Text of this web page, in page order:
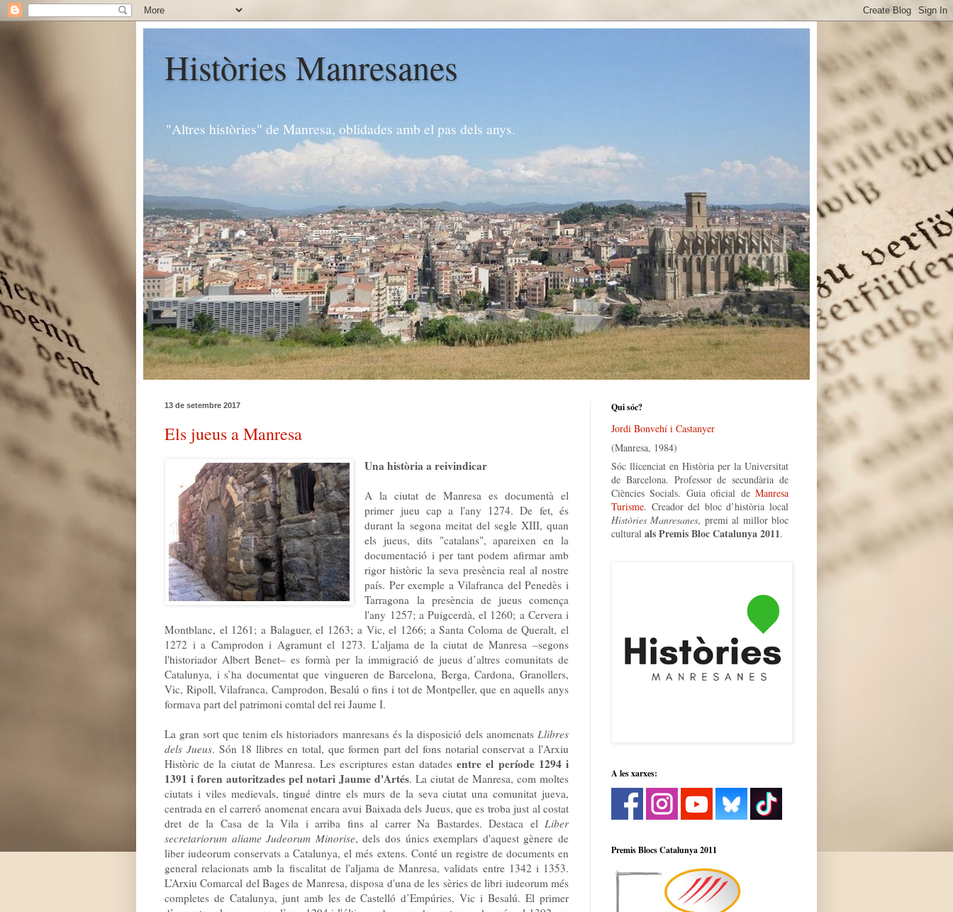
Històries Manresanes
"Altres històries" de Manresa, oblidades amb el pas dels anys.
13 de setembre 2017
Els jueus a Manresa
Una història a reivindicar
A la ciutat de Manresa es documentà el
primer jueu cap a l'any 1274. De fet, és
durant la segona meitat del segle XIII, quan
els jueus, dits "catalans", apareixen en la
documentació i per tant podem afirmar amb
rigor històric la seva presència real al nostre
país. Per exemple a Vilafranca del Penedès i
Tarragona la presència de jueus comença
l'any 1257; a Puigcerdà, el 1260; a Cervera i
Montblanc, el 1261; a Balaguer, el 1263; a Vic, el 1266; a Santa Coloma de Queralt, el
1272 i a Camprodon i Agramunt el 1273. L’aljama de la ciutat de Manresa –segons
l'historiador Albert Benet– es formà per la immigració de jueus d’altres comunitats de
Catalunya, i s’ha documentat que vingueren de Barcelona, Berga, Cardona, Granollers,
Vic, Ripoll, Vilafranca, Camprodon, Besalú o fins i tot de Montpeller, que en aquells anys
formava part del patrimoni comtal del rei Jaume I.
La gran sort que tenim els historiadors manresans és la disposició dels anomenats Llibres
dels Jueus. Són 18 llibres en total, que formen part del fons notarial conservat a l'Arxiu
Històric de la ciutat de Manresa. Les escriptures estan datadesentre el període 1294 i
1391 i foren autoritzades pel notari Jaume d'Artés. La ciutat de Manresa, com moltes
ciutats i viles medievals, tingué dintre els murs de la seva ciutat una comunitat jueva,
centrada en el carreró anomenat encara avui Baixada dels Jueus, que es troba just al costat
dret de la Casa de la Vila i arriba fins al carrer Na Bastardes. Destaca el Liber
secretariorum aliame Judeorum Minorise, dels dos únics exemplars d'aquest gènere de
liber iudeorum conservats a Catalunya, el més extens. Conté un registre de documents en
general relacionats amb la fiscalitat de l'aljama de Manresa, validats entre 1342 i 1353.
L’Arxiu Comarcal del Bages de Manresa, disposa d'una de les sèries de libri iudeorum més
completes de Catalunya, junt amb les de Castelló d’Empúries, Vic i Besalú. El primer
Qui sóc?
Jordi Bonvehí i Castanyer
(Manresa, 1984)
Sóc llicenciat en Història per la Universitat
de Barcelona. Professor de secundària de
Ciències Socials. Guia oficial de Manresa
Turisme. Creador del bloc d’història local
Històries Manresanes, premi al millor bloc
cultural als Premis Bloc Catalunya 2011.
A les xarxes:
Premis Blocs Catalunya 2011